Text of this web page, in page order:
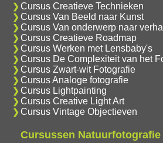
Cursus Creatieve Technieken
Cursus Van Beeld naar Kunst
Cursus Van onderwerp naar
Cursus Creatieve Roadmap
Cursus Werken met Lensbaby's
Cursus De Complexiteit van het
Cursus Zwart-wit Fotografie
Cursus Analoge fotografie
Cursus Lightpainting
Cursus Creative Light Art
Cursus Vintage Objectieven
Cursussen Natuurfotografie